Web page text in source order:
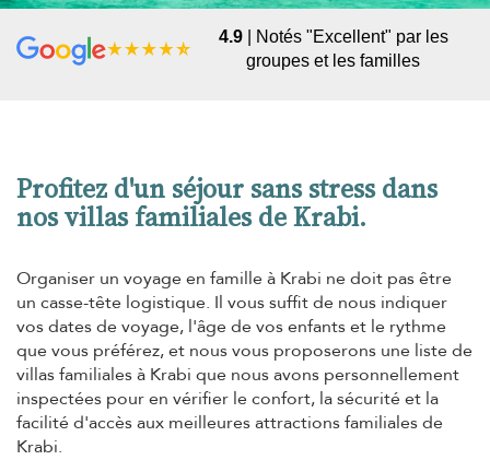
4.9| Notés "Excellent" par les
groupes et les familles
Profitez d'un séjour sans stress dans
nos villas familiales de Krabi.
Organiser un voyage en famille à Krabi ne doit pas être
un casse-tête logistique. Il vous suffit de nous indiquer
vos dates de voyage, l'âge de vos enfants et le rythme
que vous préférez, et nous vous proposerons une liste de
villas familiales à Krabi que nous avons personnellement
inspectées pour en vérifier le confort, la sécurité et la
facilité d'accès aux meilleures attractions familiales de
Krabi.